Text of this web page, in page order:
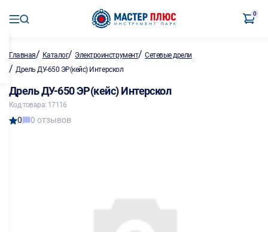
0
Главная/ Каталог/ Электроинструмент/Сетевые дрели
/ Дрель ДУ-650 ЭР(кейс) Интерскол
Дрель ДУ-650 ЭР(кейс) Интерскол
Код товара: 17116
0 0 отзывов